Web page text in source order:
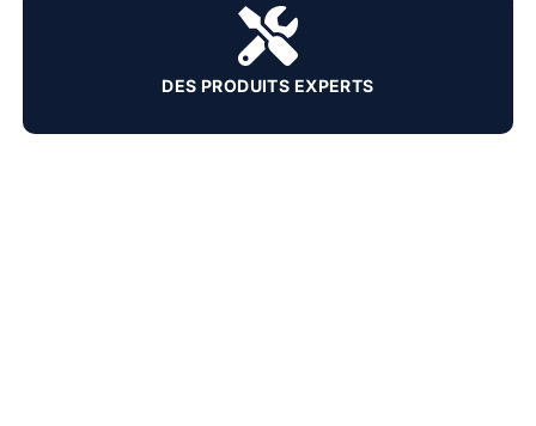
DES PRODUITS EXPERTS